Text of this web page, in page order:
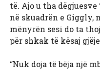
të. Ajo u tha
në skuadrën e Giggly,
mënyrën sesi do ta
për shkak të kësaj
“Nuk doja të bëja një